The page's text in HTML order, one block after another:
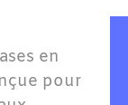
en
pour